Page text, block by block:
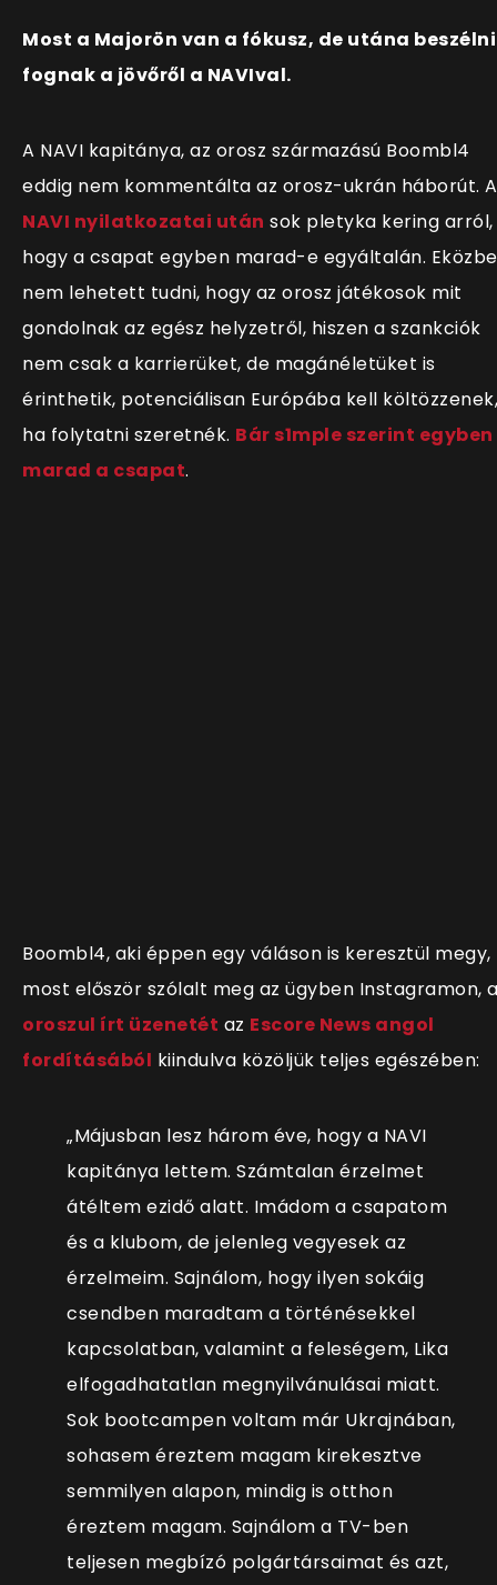
Most a Majorön van a fókusz, de utána beszélni
fognak a jövőről a NAVIval.
A NAVI kapitánya, az orosz származású Boombl4
eddig nem kommentálta az orosz-ukrán háborút. A
NAVI nyilatkozatai után sok pletyka kering arról,
hogy a csapat egyben marad-e egyáltalán.
nem lehetett tudni, hogy az orosz játékosok mit
gondolnak az egész helyzetről, hiszen a szankciók
nem csak a karrierüket, de magánéletüket is
érinthetik, potenciálisan Európába kell költözzenek,
ha folytatni szeretnék. Bár s1mple szerint egyben
marad a csapat.
Boombl4, aki éppen egy váláson is keresztül megy,
most először szólalt meg az ügyben Instagramon,
oroszul írt üzenetét az Escore News angol
fordításából kiindulva közöljük teljes egészében:
„Májusban lesz három éve, hogy a NAVI
kapitánya lettem. Számtalan érzelmet
átéltem ezidő alatt. Imádom a csapatom
és a klubom, de jelenleg vegyesek az
érzelmeim. Sajnálom, hogy ilyen sokáig
csendben maradtam a történésekkel
kapcsolatban, valamint a feleségem, Lika
elfogadhatatlan megnyilvánulásai miatt.
Sok bootcampen voltam már Ukrajnában,
sohasem éreztem magam kirekesztve
semmilyen alapon, mindig is otthon
éreztem magam. Sajnálom a TV-ben
teljesen megbízó polgártársaimat és azt,